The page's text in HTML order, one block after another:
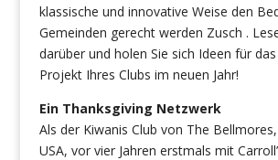
klassische und innovative Weise den
Gemeinden gerecht werden Zusch .
darüber und holen Sie sich Ideen für
Projekt Ihres Clubs im neuen Jahr!
Ein Thanksgiving Netzwerk
Als der Kiwanis Club von The
USA, vor vier Jahren erstmals mit